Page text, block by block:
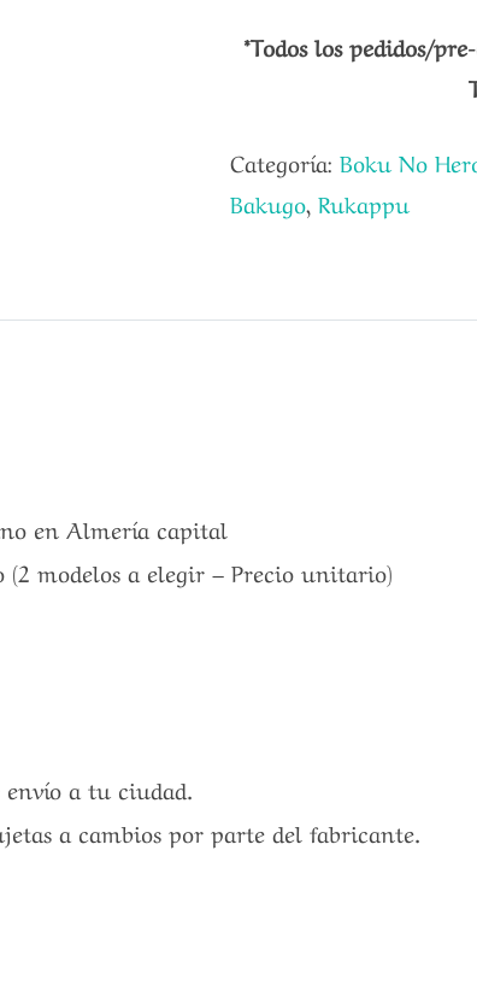
*Todos los pedidos/
Categoría: Boku No
Bakugo, Rukappu
en Almería capital
modelos a elegir – Precio unitario)
a tu ciudad.
a cambios por parte del fabricante.